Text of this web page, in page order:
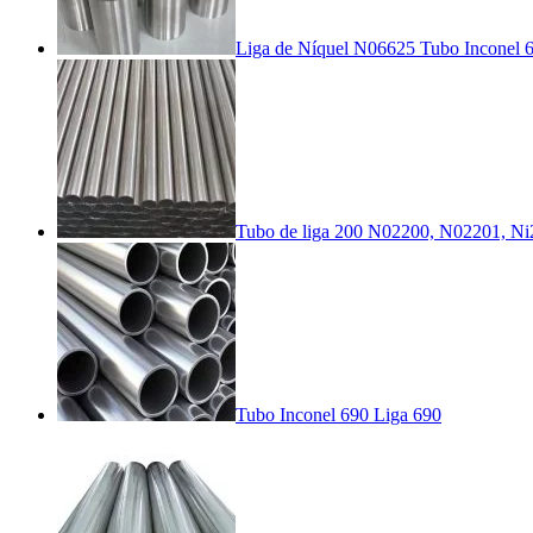
Liga de Níquel N06625 Tubo Inconel
Tubo de liga 200 N02200, N02201,
Tubo Inconel 690 Liga 690